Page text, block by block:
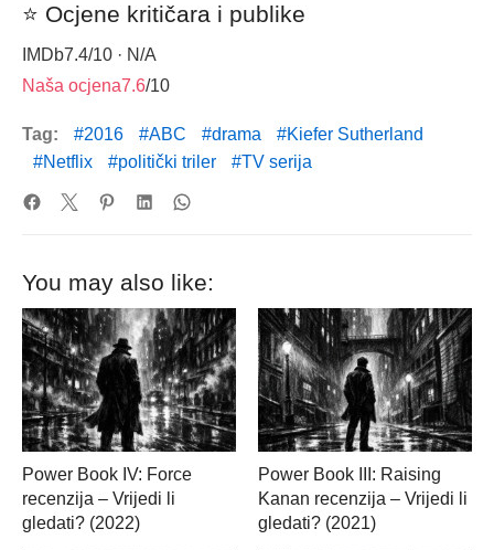
⭐ Ocjene kritičara i publike
IMDb7.4/10 · N/A
Naša ocjena7.6/10
Tag: 2016 ABC drama
Kiefer Sutherland
Netflix
politički triler TV serija
You may also like:
Power Book IV: Force
recenzija – Vrijedi li
gledati? (2022)
Power Book III: Raising
Kanan recenzija – Vrijedi li
gledati? (2021)